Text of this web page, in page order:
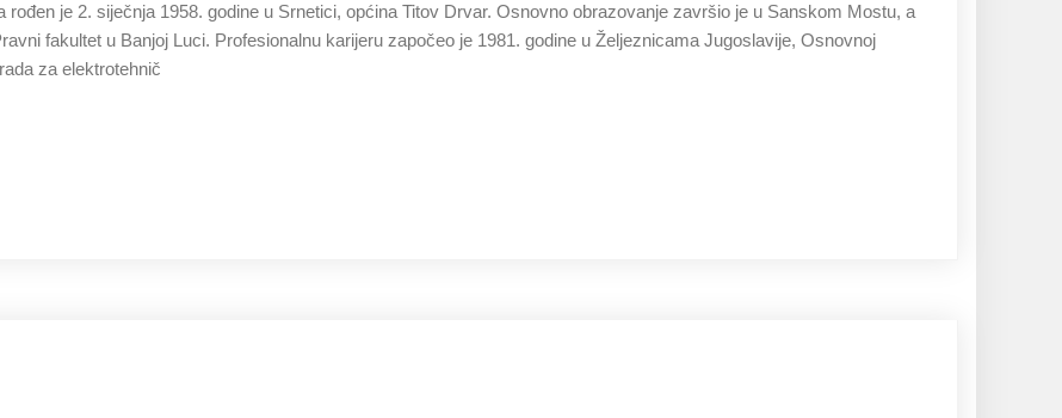
rođen je 2. siječnja 1958. godine u Srnetici, općina Titov Drvar. Osnovno obrazovanje završio je u Sanskom Mostu, a
fakultet u Banjoj Luci. Profesionalnu karijeru započeo je 1981. godine u Željeznicama Jugoslavije, Osnovnoj
za elektrotehnič